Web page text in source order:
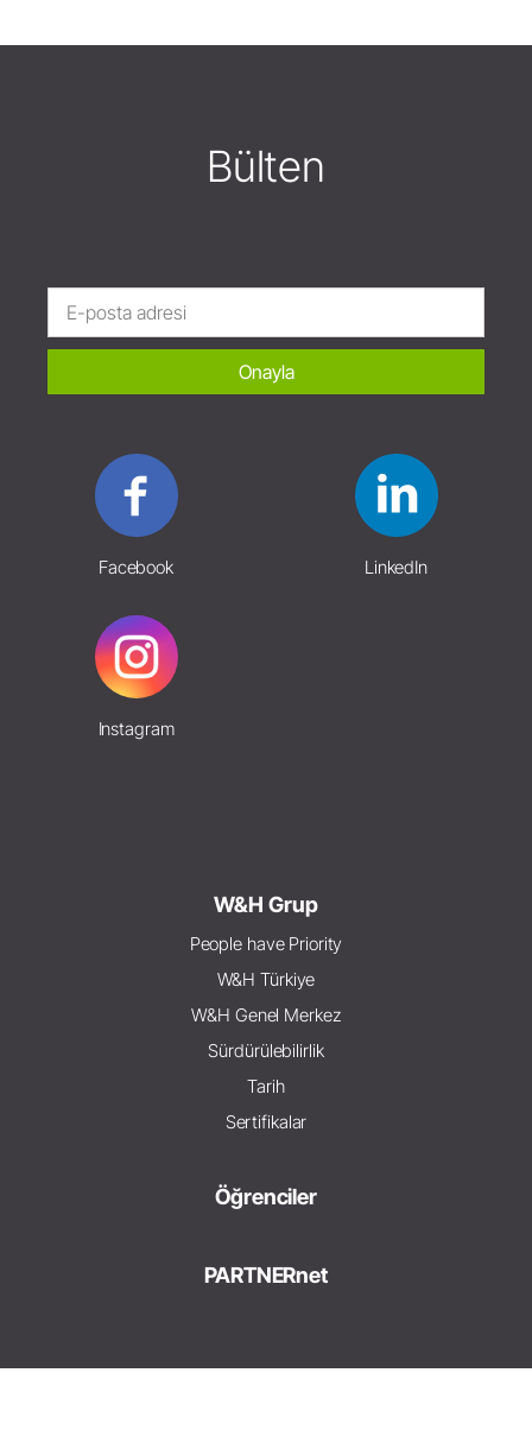
Bülten
Onayla
Facebook LinkedIn
Instagram
W&H Grup
People have Priority
W&H Türkiye
W&H Genel Merkez
Sürdürülebilirlik
Tarih
Sertifikalar
Öğrenciler
PARTNERnet